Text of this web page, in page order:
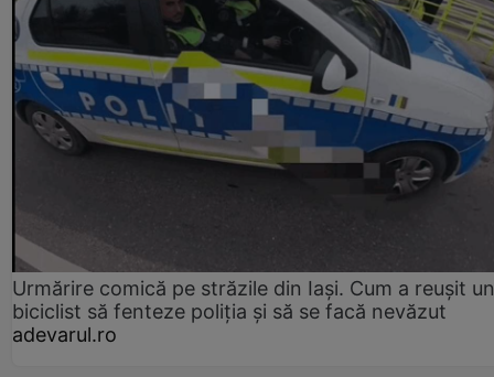
Urmărire comică pe străzile din Iași. Cum a reușit un
biciclist să fenteze poliția și să se facă nevăzut
adevarul.ro